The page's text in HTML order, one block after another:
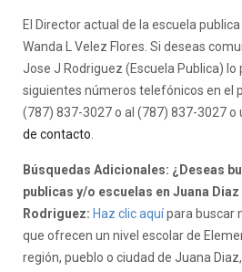
El Director actual de la escuela
Wanda L Velez Flores. Si deseas
Jose J Rodriguez (Escuela Publica) lo
siguientes números telefónicos en el
(787) 837-3027 o al (787) 837-3027
de contacto
Búsquedas Adicionales: ¿Deseas
publicas y/o escuelas en Juana
Rodriguez: Haz clic aquípara buscar
que ofrecen un nivel escolar de
región, pueblo o ciudad de Juana